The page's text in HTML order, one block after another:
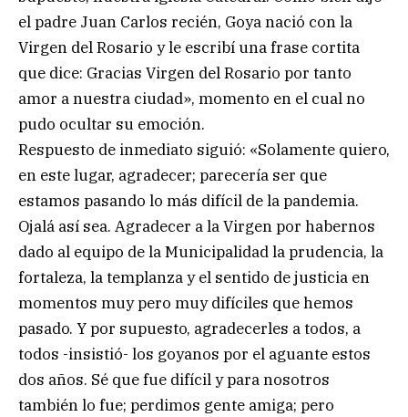
el padre Juan Carlos recién, Goya nació con la
Virgen del Rosario y le escribí una frase cortita
que dice: Gracias Virgen del Rosario por tanto
amor a nuestra ciudad», momento en el cual no
pudo ocultar su emoción.
Respuesto de inmediato siguió: «Solamente quiero,
en este lugar, agradecer; parecería ser que
estamos pasando lo más difícil de la pandemia.
Ojalá así sea. Agradecer a la Virgen por habernos
dado al equipo de la Municipalidad la prudencia, la
fortaleza, la templanza y el sentido de justicia en
momentos muy pero muy difíciles que hemos
pasado. Y por supuesto, agradecerles a todos, a
todos -insistió- los goyanos por el aguante estos
dos años. Sé que fue difícil y para nosotros
también lo fue; perdimos gente amiga; pero